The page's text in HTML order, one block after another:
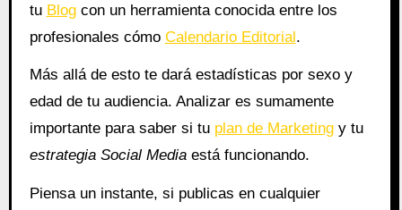
tu Blogcon un herramienta conocida entre los
profesionales cómo Calendario Editorial.
Más allá de esto te dará estadísticas por sexo y
edad de tu audiencia. Analizar es sumamente
importante para saber si tu plan de Marketingy tu
estrategia Social Mediaestá funcionando.
Piensa un instante, si publicas en cualquier